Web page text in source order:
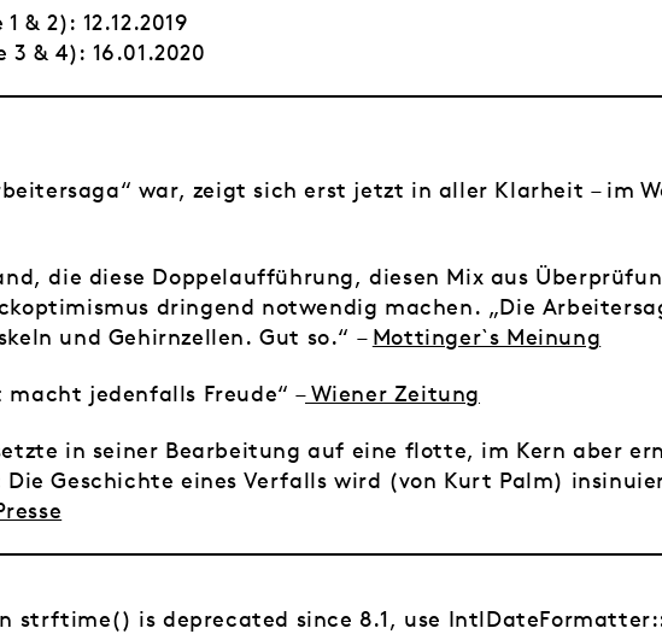
& 2): 12.12.2019
3 & 4): 16.01.2020
“ war, zeigt sich erst jetzt in aller Klarheit – im
die diese Doppelaufführung, diesen Mix aus
dringend notwendig machen. „Die
und Gehirnzellen. Gut so.“ – Mottinger`s Meinung
macht jedenfalls Freude“ –Wiener Zeitung
in seiner Bearbeitung auf eine flotte, im Kern aber
Geschichte eines Verfalls wird (von Kurt Palm)
strftime() is deprecated since 8.1, use